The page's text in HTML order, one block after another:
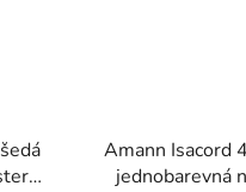
Amann Isacord
jednobarevná